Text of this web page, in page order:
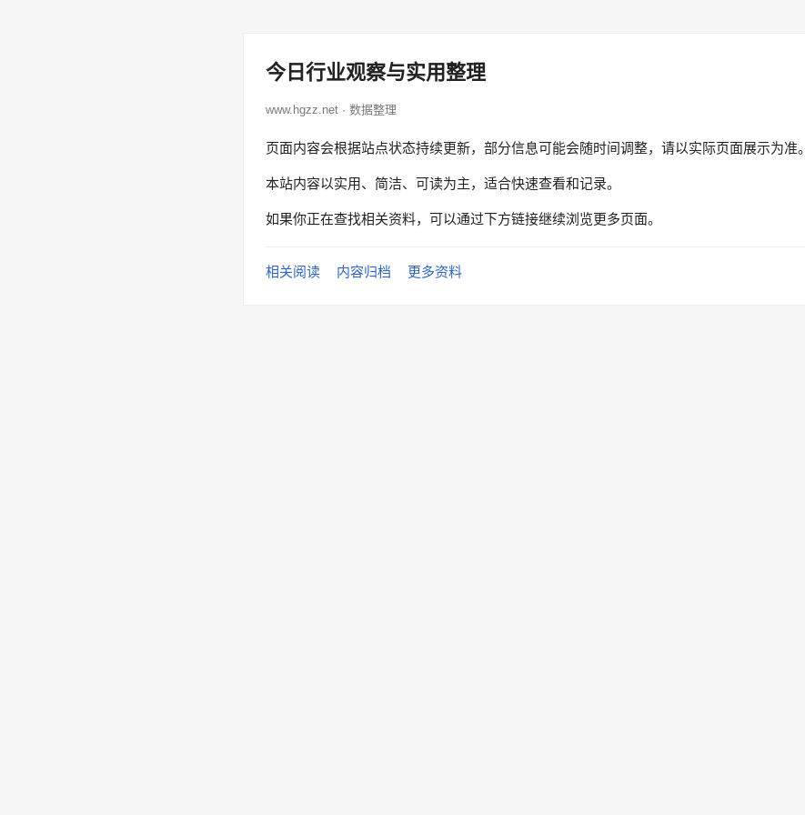
今日行业观察与实用整理
www.hgzz.net · 数据整理
页面内容会根据站点状态持续更新，部分信息可能会随时间调整，请以实际页面展示为准。
本站内容以实用、简洁、可读为主，适合快速查看和记录。
如果你正在查找相关资料，可以通过下方链接继续浏览更多页面。
相关阅读 内容归档 更多资料